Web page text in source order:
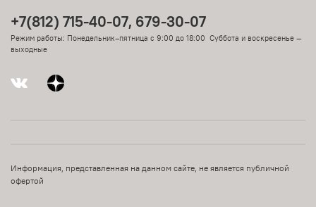
+7(812) 715-40-07, 679-30-07
Режим работы: Понедельник–пятница с 9:00 до 18:00 Суббота и воскресенье —
выходные
Информация, представленная на данном сайте, не является публичной
офертой